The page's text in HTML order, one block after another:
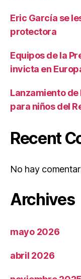
Eric García se
protectora
Equipos de la
invicta en
Lanzamiento
para niños del
Recent
No hay
Archives
mayo 2026
abril 2026